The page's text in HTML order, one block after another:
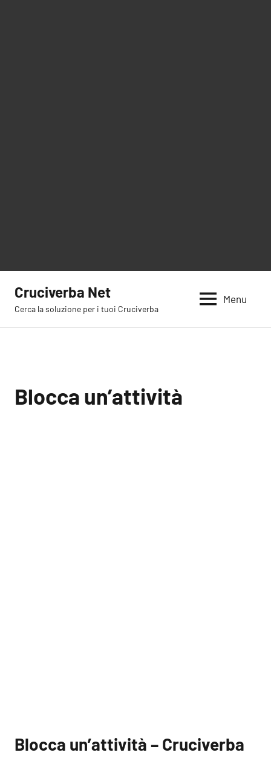
contenuto
Cruciverba Net
Cerca la soluzione per i tuoi Cruciverba
Menu
Blocca un’attività
Blocca un’attività – Cruciverba